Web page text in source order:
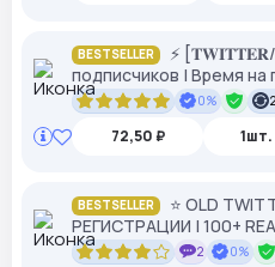
BESTSELLER
⚡️
подписчиков | Время на
0%
72,50 ₽ 1шт.
BESTSELLER
⭐️ OLD
РЕГИСТРАЦИИ | 100+
2 0%